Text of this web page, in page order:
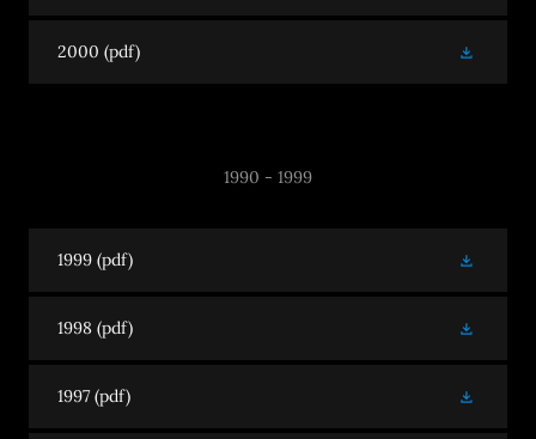
2000 (pdf)
1990 - 1999
1999 (pdf)
1998 (pdf)
1997(pdf)